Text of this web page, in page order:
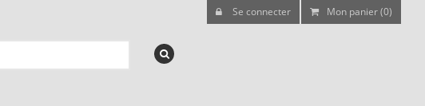
Se connecter Mon panier (0)